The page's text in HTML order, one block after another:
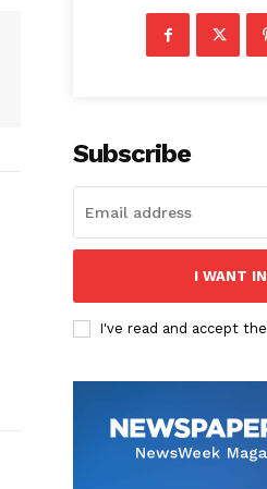
Subscribe
I WANT IN
I've read and accept the